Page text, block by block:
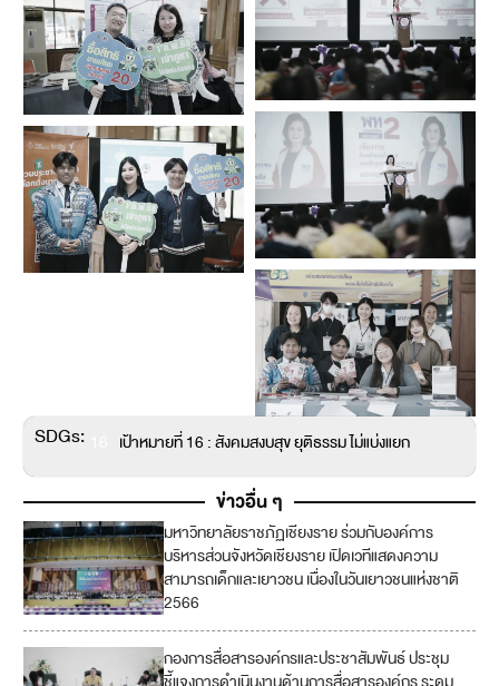
SDGs: เป้าหมายที่ 16 : สังคมสงบสุข ยุติธรรม ไม่แบ่งแยก
ข่าวอื่น ๆ
มหาวิทยาลัยราชภัฏเชียงราย ร่วมกับองค์การ
บริหารส่วนจังหวัดเชียงราย เปิดเวทีแสดงความ
สามารถเด็กและเยาวชน เนื่องในวันเยาวชนแห่งชาติ
2566
กองการสื่อสารองค์กรและประชาสัมพันธ์ ประชุม